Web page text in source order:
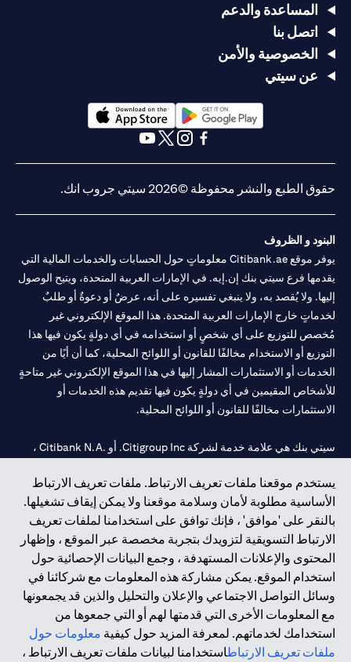
يستخدم موقعنا ملفات تعريف الارتباط. ملفات تعريف الارتباط
الأساسية مطلوبة لأمان وسلامة موقعنا ولا يمكن إيقاف تشغيلها.
بالنقر على 'موافق' ، فإنك توافق على استخدامنا لملفات تعريف
الارتباط التسويقية لتزويدك بتجربة مخصصة عبر الموقع ، وإظهار
المحتوى والإعلانات المستهدفة ، وجمع البيانات الإحصائية حول
استخدام الموقع. يمكن مشاركة هذه المعلومات مع شركائنا في
وسائل التواصل الاجتماعي والإعلان والتحليل والذين قد يجمعونها
مع المعلومات الأخرى التي قدمتها لهم أو التي جمعوها من
استخدامك لخدماتهم. لمعرفة المزيد حول كيفية معلومات حول
ملفات تعريف الارتباطاستخدامنا لبيانات ملفات تعريف الارتباط ،
المساعدة والدعم
اتصل بنا
الخصوصية والأمن
عن سيتي
opens in a new tab
opens in a new tab
حقوق الطبع والنشر محفوظة ©2026 سيتي جروب انك.
البنود و الظروف
يوفر موقع Citibank.ae معلوماتٍ حول الحسابات والخدمات المالية التي
يقدمها فرع سيتي بنك إن.إيه. في الإمارات العربية المتحدة، ويتيح الوصول
إليها. ولا يُقصد به، ولا ينبغي تفسيره على أنه، عرضٌ أو دعوةٌ أو طلبٌ
لخدماتٍ خارج الإمارات العربية المتحدة. هذا الموقع الإلكتروني غير
مُخصص للتوزيع على أي شخصٍ أو استخدامه في أي دولةٍ يكون فيها هذا
التوزيع أو الاستخدام مخالفًا للقانون أو اللوائح المحلية، كما أن أيًا من
الخدمات أو الاستثمارات المشار إليها في هذا الموقع الإلكتروني غير متاحةٍ
للأشخاص المقيمين في أي دولةٍ يكون فيها تقديم هذه الخدمات أو
الاستثمارات مخالفًا للقانون أو اللوائح المحلية.
سيتي بنك هي علامة خدمة لشركة Citigroup Inc. أو .Citibank N.A ،
سيتي بنك إن. إيه. الإمارات مسجل لدى مصرف الإمارات المركزي تحت
أرقام التراخيص 202563 لفرع الوصل في دبي، 531989 لفرع مول
الإمارات في دبي، و CN-1002019 لفرع أبوظبي. هاتف: 4000 311 04.
فرع سيتي بنك إن إيه - الإمارات العربية المتحدة مرخص من مصرف
الإمارات العربية المتحدة المركزي كفرع لبنك أجنبي.
سيتي بنك إن إيه الإمارات العربية المتحدة مرخص من هيئة الأوراق المالية
والسلع في الإمارات العربية المتحدة ("SCA") للقيام بالنشاط المالي لـ أ)
الاستشارات المالية والتعريف والترويج بموجب ترخيص رقم
20200000097 ب) وسيط تداول في الأسواق الدولية بموجب ترخيص